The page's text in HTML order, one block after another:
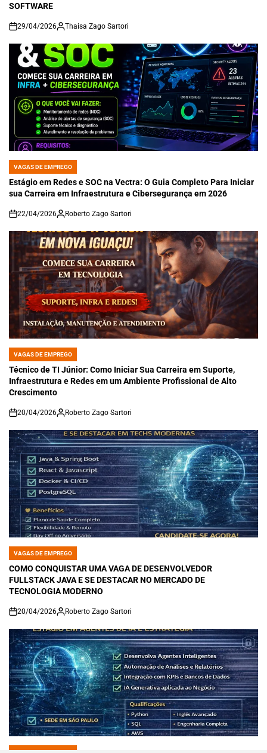
SOFTWARE
on
29/04/2026 Thaisa Zago Sartori
POSTED
IN
VAGAS DE EMPREGO
Estágio em Redes e SOC na Vectra: O Guia Completo Para Iniciar
sua Carreira em Infraestrutura e Cibersegurança em 2026
on
22/04/2026 Roberto Zago Sartori
POSTED
IN
VAGAS DE EMPREGO
Técnico de TI Júnior: Como Iniciar Sua Carreira em Suporte,
Infraestrutura e Redes em um Ambiente Profissional de Alto
Crescimento
on
20/04/2026 Roberto Zago Sartori
POSTED
IN
VAGAS DE EMPREGO
COMO CONQUISTAR UMA VAGA DE DESENVOLVEDOR
FULLSTACK JAVA E SE DESTACAR NO MERCADO DE
TECNOLOGIA MODERNO
on
20/04/2026 Roberto Zago Sartori